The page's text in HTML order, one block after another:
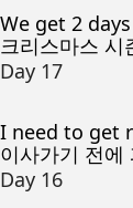
We get 2
크리스마스 시
Day 17
I need to get
이사가기 전에
Day 16